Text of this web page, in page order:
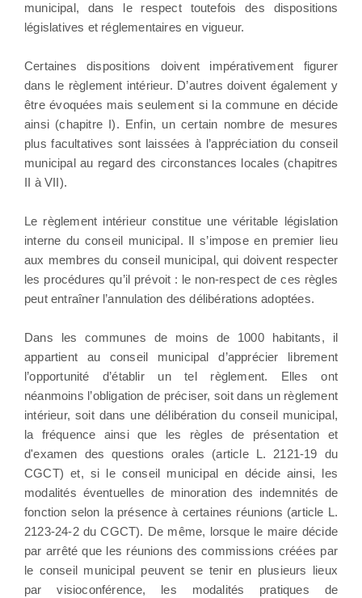
municipal, dans le respect toutefois des dispositions
législatives et réglementaires en vigueur.
Certaines dispositions doivent impérativement figurer
dans le règlement intérieur. D’autres doivent également y
être évoquées mais seulement si la commune en décide
ainsi (chapitre I). Enfin, un certain nombre de mesures
plus facultatives sont laissées à l’appréciation du conseil
municipal au regard des circonstances locales (chapitres
II à VII).
Le règlement intérieur constitue une véritable législation
interne du conseil municipal. Il s’impose en premier lieu
aux membres du conseil municipal, qui doivent respecter
les procédures qu’il prévoit : le non-respect de ces règles
peut entraîner l’annulation des délibérations adoptées.
Dans les communes de moins de 1000 habitants, il
appartient au conseil municipal d’apprécier librement
l’opportunité d’établir un tel règlement. Elles ont
néanmoins l’obligation de préciser, soit dans un règlement
intérieur, soit dans une délibération du conseil municipal,
la fréquence ainsi que les règles de présentation et
d'examen des questions orales (article L. 2121-19 du
CGCT) et, si le conseil municipal en décide ainsi, les
modalités éventuelles de minoration des indemnités de
fonction selon la présence à certaines réunions (article L.
2123-24-2 du CGCT). De même, lorsque le maire décide
par arrêté que les réunions des commissions créées par
le conseil municipal peuvent se tenir en plusieurs lieux
par visioconférence, les modalités pratiques de